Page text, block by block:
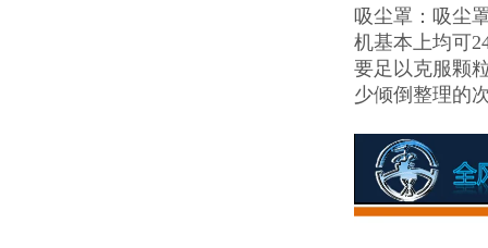
吸尘罩：吸尘
机基本上均可
要足以克服颗
少倾倒整理的